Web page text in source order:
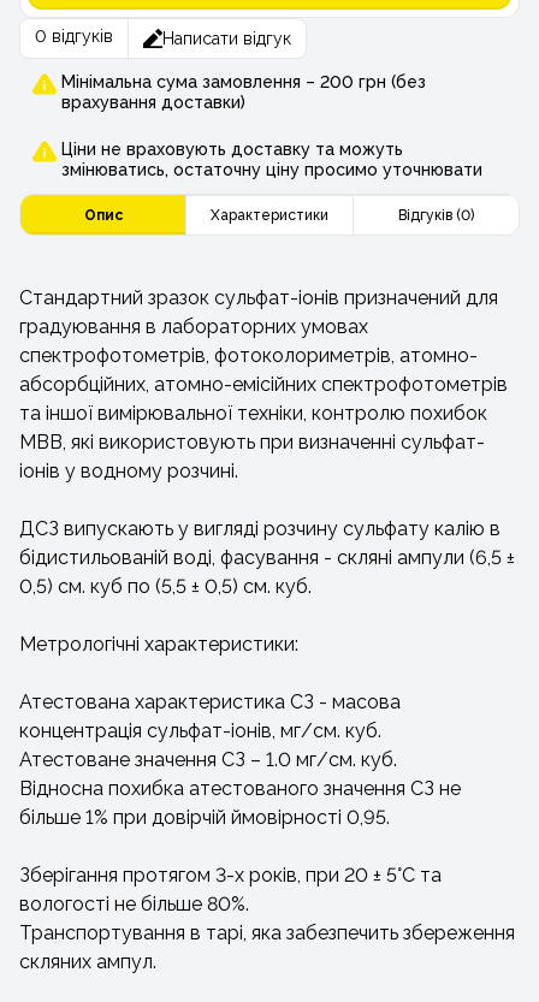
0 відгуків Написати відгук
Мінімальна сума замовлення – 200 грн (без
врахування доставки)
Ціни не враховують доставку та можуть
змінюватись, остаточну ціну просимо уточнювати
Опис Характеристики Відгуків (0)
Стандартний зразок сульфат-іонів призначений для
градуювання в лабораторних умовах
спектрофотометрів, фотоколориметрів, атомно-
абсорбційних, атомно-емісійних спектрофотометрів
та іншої вимірювальної техніки, контролю похибок
МВВ, які використовують при визначенні сульфат-
іонів у водному розчині.
ДСЗ випускають у вигляді розчину сульфату калію в
бідистильованій воді, фасування - скляні ампули (6,5 ±
0,5) см. куб по (5,5 ± 0,5) см. куб.
Метрологічні характеристики:
Атестована характеристика СЗ - масова
концентрація сульфат-іонів, мг/см. куб.
Атестоване значення СЗ – 1.0 мг/см. куб.
Відносна похибка атестованого значення СЗ не
більше 1% при довірчій ймовірності 0,95.
Зберігання протягом 3-х років, при 20 ± 5°С та
вологості не більше 80%.
Транспортування в тарі, яка забезпечить збереження
скляних ампул.